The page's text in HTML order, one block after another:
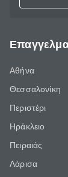
Αθήνα
Θεσσαλονίκη
Περιστέρι
Ηράκλειο
Πειραιάς
Λάρισα